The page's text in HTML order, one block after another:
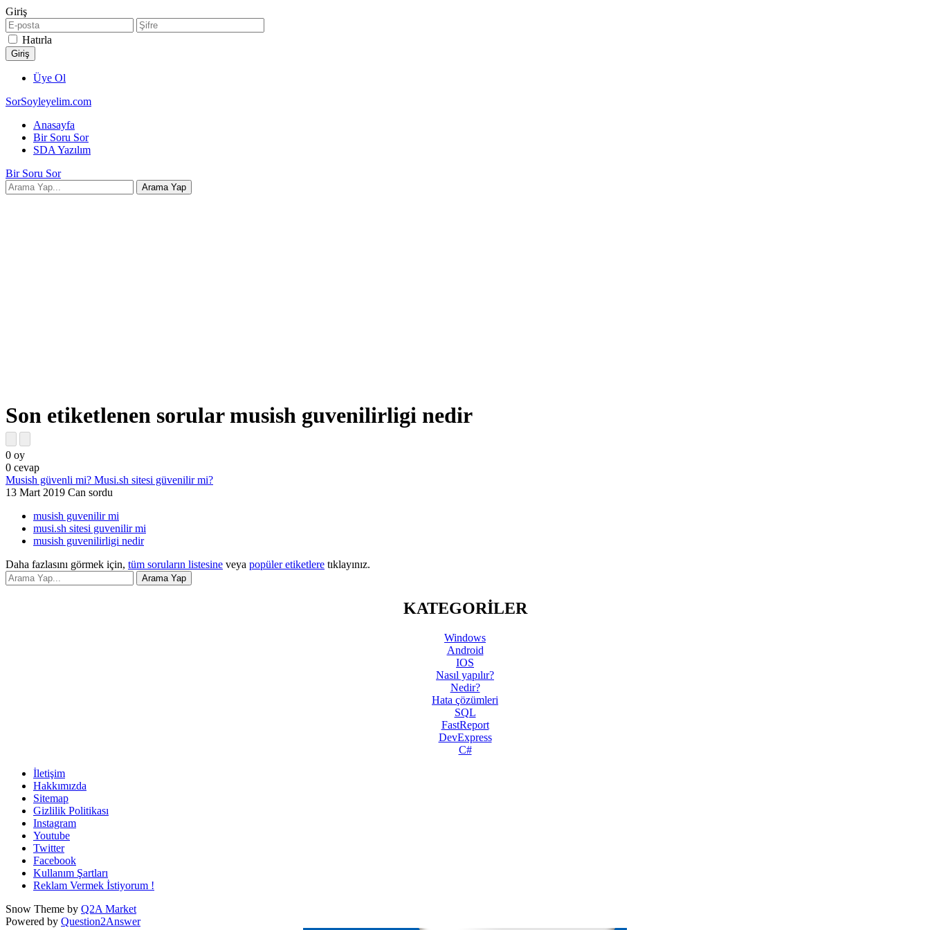
Giriş
Hatırla
Üye Ol
SorSoyleyelim.com
Anasayfa
Bir Soru Sor
SDA Yazılım
Bir Soru Sor
Son etiketlenen sorular musish guvenilirligi nedir
0 oy
0 cevap
Musish güvenli mi? Musi.sh sitesi güvenilir mi?
13 Mart 2019 Can sordu
musish guvenilir mi
musi.sh sitesi guvenilir mi
musish guvenilirligi nedir
Daha fazlasını görmek için, tüm soruların listesine veya popüler etiketlere tıklayınız.
KATEGORİLER
Windows
Android
IOS
Nasıl yapılır?
Nedir?
Hata çözümleri
SQL
FastReport
DevExpress
C#
İletişim
Hakkımızda
Sitemap
Gizlilik Politikası
Instagram
Youtube
Twitter
Facebook
Kullanım Şartları
Reklam Vermek İstiyorum !
Snow Theme by Q2A Market
Powered by Question2Answer